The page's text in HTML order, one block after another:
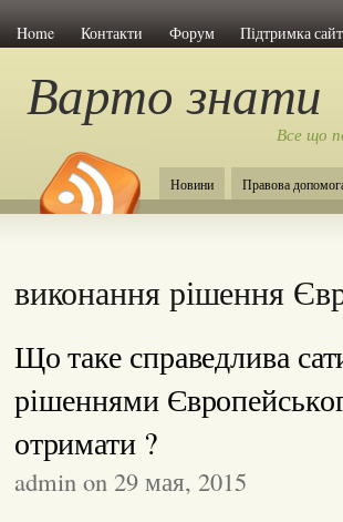
Home Контакти Форум Підтримка
Варто знати
Все що
Новини Правова
виконання рішення
Що таке справедлива
рішеннями
отримати ?
admin on 29 мая, 2015